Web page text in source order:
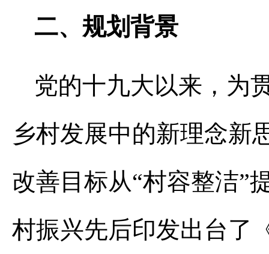
二、规划背景
党的十九大以来，为
乡村发展中的新理念新
改善目标从“村容整洁”
村振兴先后印发出台了